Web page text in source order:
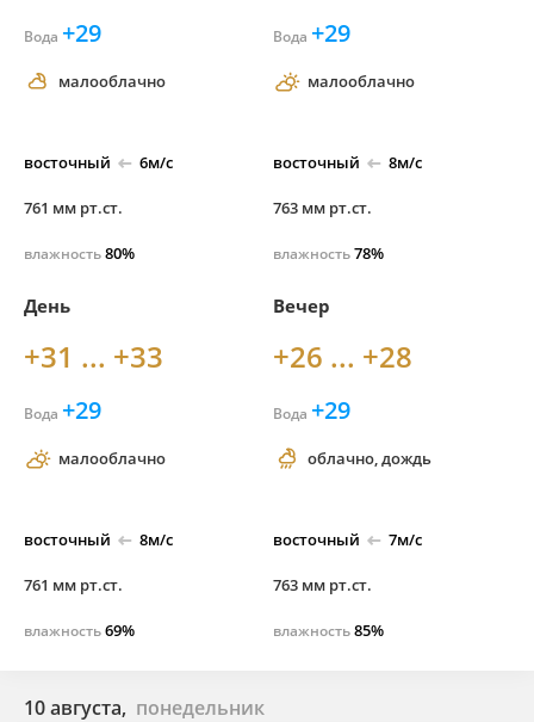
Вода +29
малооблачно
восточный 6м/с
761 мм рт.ст.
влажность80%
Вода +29
малооблачно
восточный 8м/с
763 мм рт.ст.
влажность78%
День
+31 ... +33
Вода +29
малооблачно
восточный 8м/с
761 мм рт.ст.
влажность69%
Вечер
+26 ... +28
Вода +29
облачно, дождь
восточный 7м/с
763 мм рт.ст.
влажность85%
10 августа, понедельник